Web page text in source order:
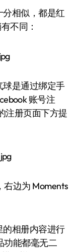
分相似，都是红
不同：
球是通过绑定手
账号注
注册页面下方提
右边为 Moments
的相册内容进行
功能都毫无二